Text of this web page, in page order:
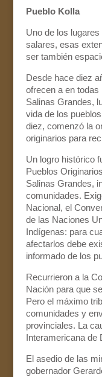
Pueblo Kolla
Uno de los
salares, esas
ser también
Desde hace diez
ofrecen a en
Salinas Grandes,
vida de los
diez, comenzó la
originarios para
Un logro histórico
Pueblos
Salinas Grandes,
comunidades.
Nacional, el
de las Naciones
Indígenas: para
afectarlos debe
informado de los
Recurrieron a la
Nación para que
Pero el máximo
comunidades y
provinciales. La
Interamericana de
El asedio de las
gobernador